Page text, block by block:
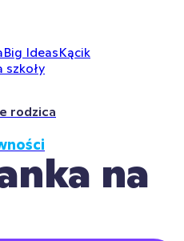
Big IdeasKącik
szkoły
rodzica
na